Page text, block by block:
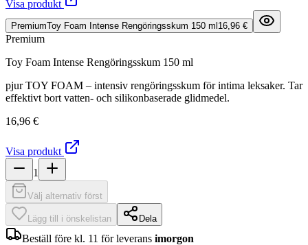
Visa produkt
PremiumToy Foam Intense Rengöringsskum 150 ml 16,96 €
Premium
Toy Foam Intense Rengöringsskum 150 ml
pjur TOY FOAM – intensiv rengöringsskum för intima leksaker. Tar
effektivt bort vatten- och silikonbaserade glidmedel.
16,96 €
Visa produkt
1
Välj alternativ först
Lägg till i önskelistan Dela
Beställ före kl. 11 för leverans imorgon